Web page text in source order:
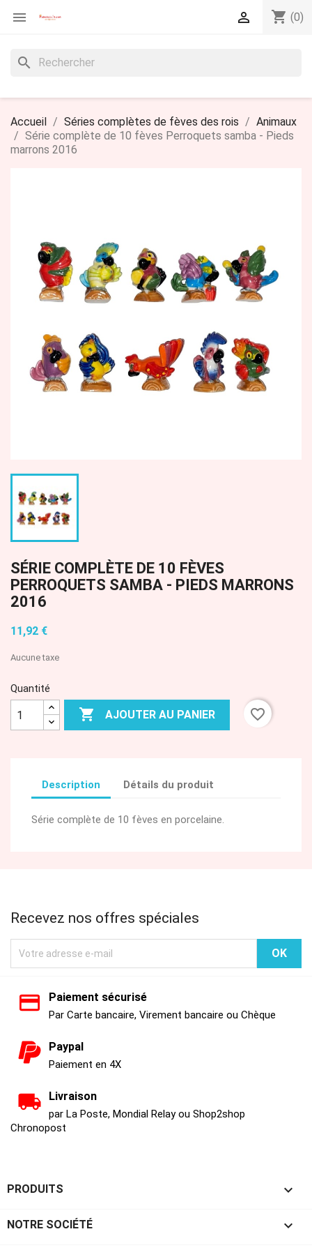
 shopping_cart (0)

search
Accueil Séries complètes de fèves des rois
Animaux
Série complète de 10 fèves Perroquets samba - Pieds
marrons 2016
SÉRIE COMPLÈTE DE 10 FÈVES
PERROQUETS SAMBA - PIEDS MARRONS
2016
11,92 €
Aucune taxe
Quantité
 AJOUTER AU PANIER favorite_border
Description Détails du produit
Série complète de 10 fèves en porcelaine.
Recevez nos offres spéciales
Paiement sécurisé
Par Carte bancaire, Virement bancaire ou Chèque
Paypal
Paiement en 4X
Livraison
par La Poste, Mondial Relay ou Shop2shop
Chronopost
PRODUITS 
NOTRE SOCIÉTÉ 